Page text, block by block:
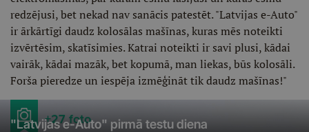
redzējusi, bet nekad nav sanācis patestēt. "Latvijas e-Auto"
ir ārkārtīgi daudz kolosālas mašīnas, kuras mēs noteikti
izvērtēsim, skatīsimies. Katrai noteikti ir savi plusi, kādai
vairāk, kādai mazāk, bet kopumā, man liekas, būs kolosāli.
Forša pieredze un iespēja izmēģināt tik daudz mašīnas!"
+27 foto
"Latvijas e-Auto" pirmā testu diena